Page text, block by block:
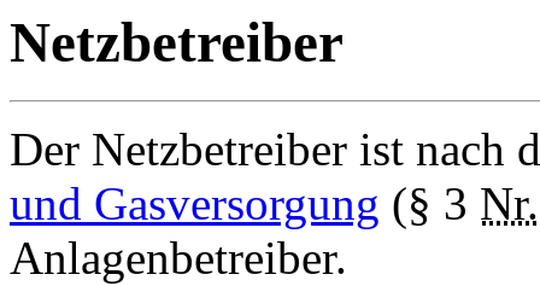
Netzbetreiber
Der Netzbetreiber ist nach
und Gasversorgung (§ 3 Nr.
Anlagenbetreiber.